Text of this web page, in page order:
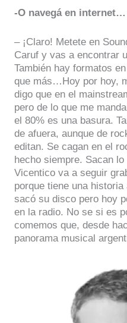
-O navegá en internet…
– ¡Claro! Metete en
Caruf y vas a encontrar
También hay formatos
que más…Hoy por hoy,
digo que en el
pero de lo que me
el 80% es una basura.
de afuera, aunque de
editan. Se cagan en el
hecho siempre. Sacan
Vicentico va a seguir
porque tiene una
sacó su disco pero hoy
en la radio. No se si es
comemos que, desde
panorama musical